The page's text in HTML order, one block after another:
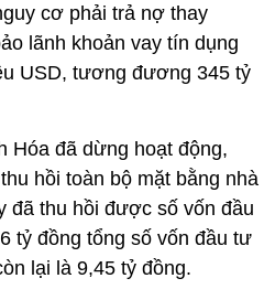
cơ phải trả nợ thay
lãnh khoản vay tín dụng
USD, tương đương 345 tỷ
Hóa đã dừng hoạt động,
hồi toàn bộ mặt bằng nhà
đã thu hồi được số vốn đầu
tỷ đồng tổng số vốn đầu tư
lại là 9,45 tỷ đồng.